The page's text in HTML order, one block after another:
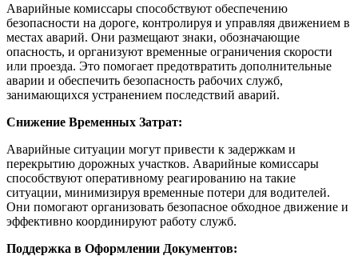
Аварийные комиссары способствуют обеспечению
безопасности на дороге, контролируя и управляя движением в
местах аварий. Они размещают знаки, обозначающие
опасность, и организуют временные ограничения скорости
или проезда. Это помогает предотвратить дополнительные
аварии и обеспечить безопасность рабочих служб,
занимающихся устранением последствий аварий.
Снижение Временных Затрат:
Аварийные ситуации могут привести к задержкам и
перекрытию дорожных участков. Аварийные комиссары
способствуют оперативному реагированию на такие
ситуации, минимизируя временные потери для водителей.
Они помогают организовать безопасное обходное движение и
эффективно координируют работу служб.
Поддержка в Оформлении Документов: